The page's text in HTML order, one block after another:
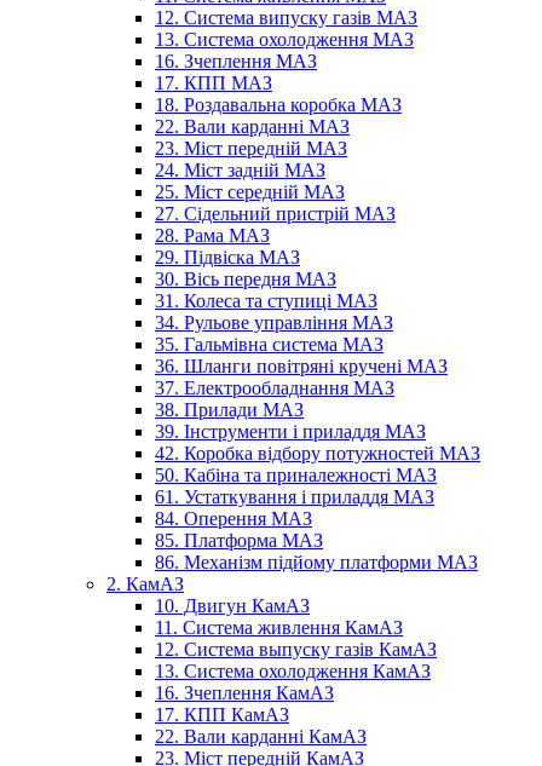
12. Система випуску газів МАЗ
13. Система охолодження МАЗ
16. Зчеплення МАЗ
17. КПП МАЗ
18. Роздавальна коробка МАЗ
22. Вали карданні МАЗ
23. Міст передній МАЗ
24. Міст задній МАЗ
25. Міст середній МАЗ
27. Сідельний пристрій МАЗ
28. Рама МАЗ
29. Підвіска МАЗ
30. Вісь передня МАЗ
31. Колеса та ступиці МАЗ
34. Рульове управління МАЗ
35. Гальмівна система МАЗ
36. Шланги повітряні кручені МАЗ
37. Електрообладнання МАЗ
38. Прилади МАЗ
39. Інструменти і приладдя МАЗ
42. Коробка відбору потужностей МАЗ
50. Кабіна та приналежності МАЗ
61. Устаткування і приладдя МАЗ
84. Оперення МАЗ
85. Платформа МАЗ
86. Механізм підйому платформи МАЗ
2. КамАЗ
10. Двигун КамАЗ
11. Система живлення КамАЗ
12. Система выпуску газів КамАЗ
13. Система охолодження КамАЗ
16. Зчеплення КамАЗ
17. КПП КамАЗ
22. Вали карданні КамАЗ
23. Міст передній КамАЗ